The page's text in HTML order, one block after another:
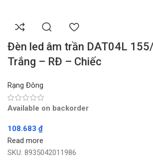
Đèn led âm trần DAT04L
Trắng – RĐ – Chiếc
Rạng Đông
Available on backorder
108.683 ₫
Read more
SKU: 8935042011986